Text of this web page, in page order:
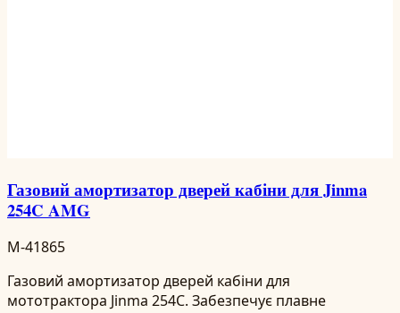
Газовий амортизатор дверей кабіни для Jinma
254C AMG
M-41865
Газовий амортизатор дверей кабіни для
мототрактора Jinma 254C. Забезпечує плавне